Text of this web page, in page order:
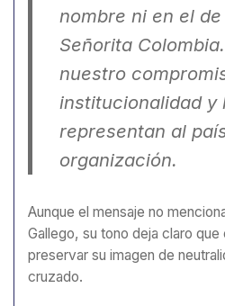
nombre ni en el
Señorita
nuestro
institucionalidad y
representan al
organización.
Aunque el mensaje no
Gallego, su tono deja claro
preservar su imagen de
cruzado.